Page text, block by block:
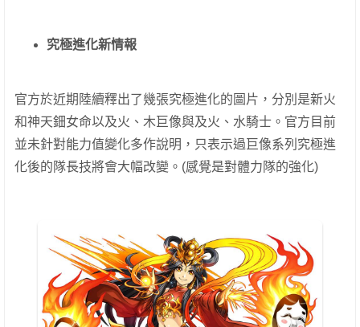
究極進化新情報
官方於近期陸續釋出了幾張究極進化的圖片，分別是新火
和神天鈿女命以及火、木巨像與及火、水騎士。官方目前
並未針對能力值變化多作說明，只表示過巨像系列究極進
化後的隊長技將會大幅改變。(感覺是對體力隊的強化)